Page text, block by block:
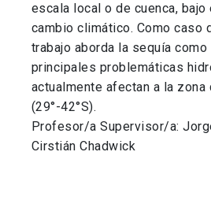
escala local o de cuenca,
cambio climático. Como caso
trabajo aborda la sequía como
principales problemáticas
actualmente afectan a la
(29°-42°S).
Profesor/a Supervisor/a:
Cirstián Chadwick